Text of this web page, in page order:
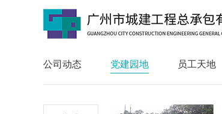
公司动态 党建园地 员工天地